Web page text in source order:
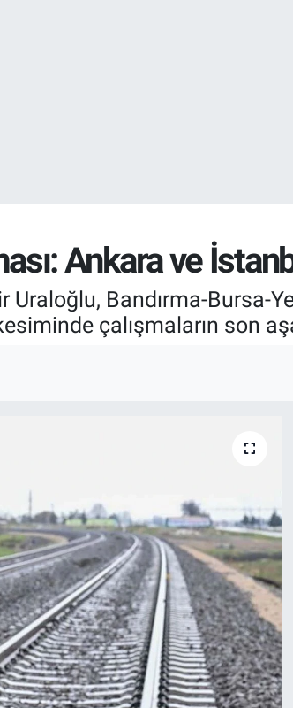
Ankara ve
Uraloğlu, Bandırma-Bursa-
çalışmaların son